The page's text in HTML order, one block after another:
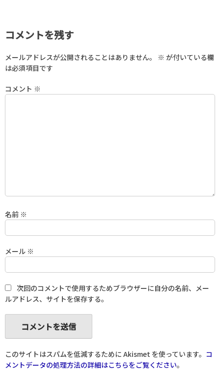
コメントを残す
メールアドレスが公開されることはありません。 ※ が付いている欄
は必須項目です
コメント ※
名前 ※
メール ※
次回のコメントで使用するためブラウザーに自分の名前、メー
ルアドレス、サイトを保存する。
このサイトはスパムを低減するために Akismet を使っています。 コ
メントデータの処理方法の詳細はこちらをご覧ください。